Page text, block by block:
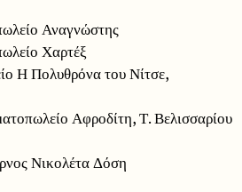
Αναγνώστης
Χαρτέξ
Η Πολυθρόνα του Νίτσε,
Αφροδίτη, Τ. Βελισσαρίου
Νικολέτα Δόση